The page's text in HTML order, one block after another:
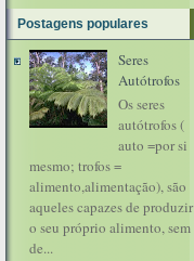
Postagens populares
Seres
Autótrofos
Os seres
autótrofos (
auto =por si
mesmo; trofos =
alimento,alimentação), são
aqueles capazes de produzir
o seu próprio alimento, sem
de...